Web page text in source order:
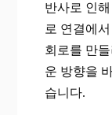
반사로 인
로 연결에
회로를 만들
운 방향을
습니다.